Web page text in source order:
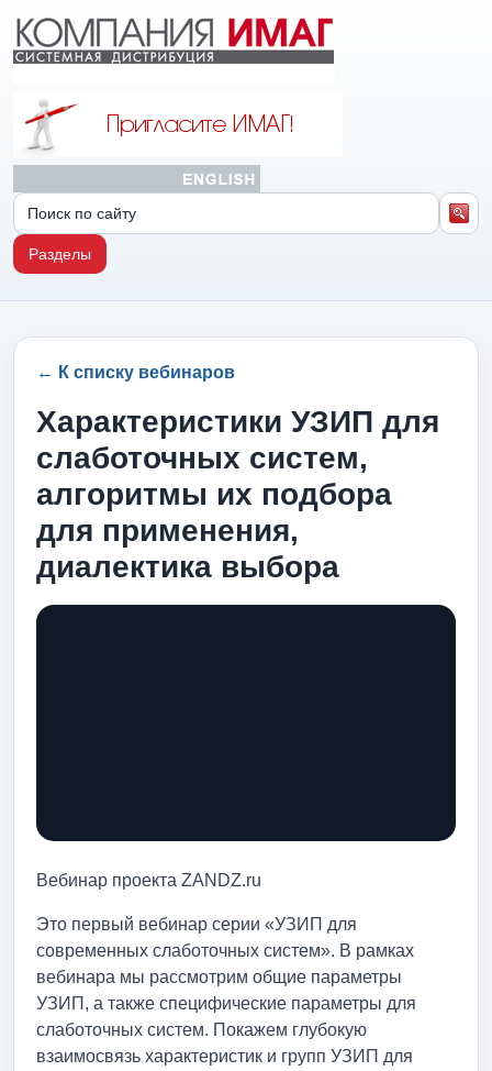
Разделы
← К списку вебинаров
Характеристики УЗИП для
слаботочных систем,
алгоритмы их подбора
для применения,
диалектика выбора
Вебинар проекта ZANDZ.ru
Это первый вебинар серии «УЗИП для
современных слаботочных систем». В рамках
вебинара мы рассмотрим общие параметры
УЗИП, а также специфические параметры для
слаботочных систем. Покажем глубокую
взаимосвязь характеристик и групп УЗИП для